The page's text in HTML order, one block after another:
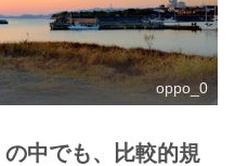
oppo_0
中でも、比較的規